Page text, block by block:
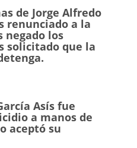
de Jorge Alfredo
renunciado a la
negado los
solicitado que la
Asís fue
a manos de
aceptó su